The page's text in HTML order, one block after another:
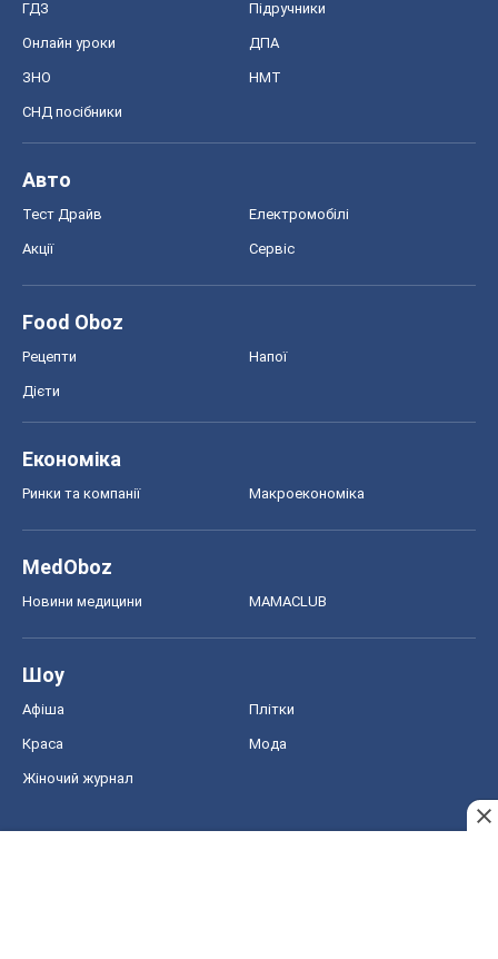
ГДЗ Підручники
Онлайн уроки ДПА
ЗНО НМТ
СНД посібники
Авто
Тест Драйв Електромобілі
Акції Сервіс
Food Oboz
Рецепти Напої
Дієти
Економіка
Ринки та компанії Макроекономіка
MedOboz
Новини медицини MAMACLUB
Шоу
Афіша Плітки
Краса Мода
Жіночий журнал